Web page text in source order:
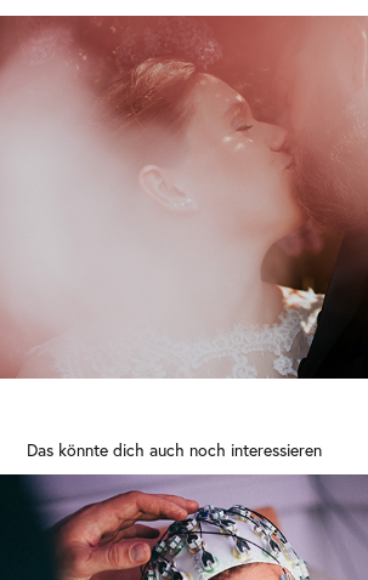
Das könnte dich auch noch interessieren
PROF. DR. MED CHRISTIAN BÜCHEL
2013